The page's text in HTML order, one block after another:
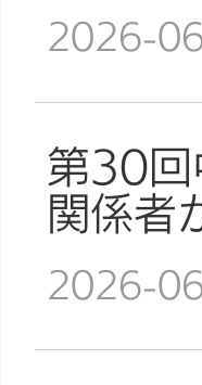
2026-
第30回
関係者
2026-